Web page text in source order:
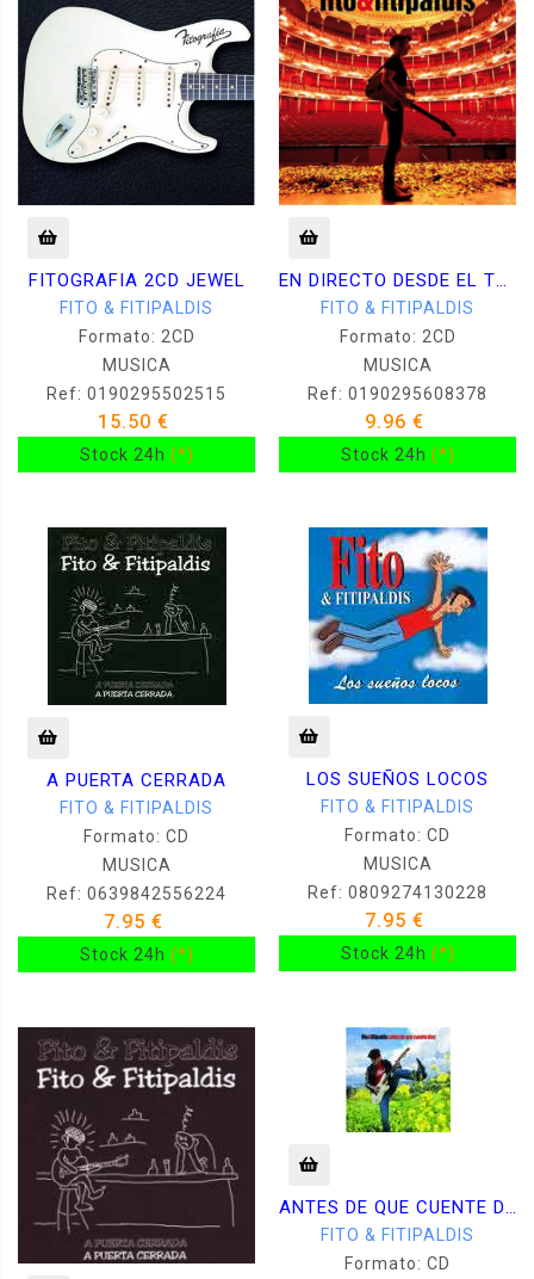
FITOGRAFIA 2CD JEWEL
FITO & FITIPALDIS
Formato: 2CD
MUSICA
Ref: 0190295502515
15.50 €
Stock 24h (*)
EN DIRECTO DESDE EL TEATRO ARRIAGA
FITO & FITIPALDIS
Formato: 2CD
MUSICA
Ref: 0190295608378
9.96 €
Stock 24h (*)
A PUERTA CERRADA
FITO & FITIPALDIS
Formato: CD
MUSICA
Ref: 0639842556224
7.95 €
Stock 24h (*)
LOS SUEÑOS LOCOS
FITO & FITIPALDIS
Formato: CD
MUSICA
Ref: 0809274130228
7.95 €
Stock 24h (*)
ANTES DE QUE CUENTE DIEZ
FITO & FITIPALDIS
Formato: CD